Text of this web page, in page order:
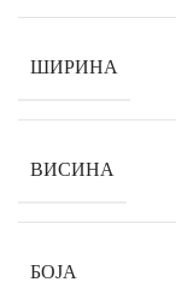
ШИРИНА
ВИСИНА
БОЈА